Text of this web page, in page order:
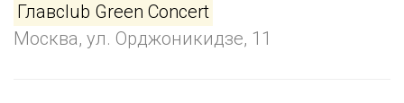
Главclub Green Concert
Москва, ул. Орджоникидзе, 11